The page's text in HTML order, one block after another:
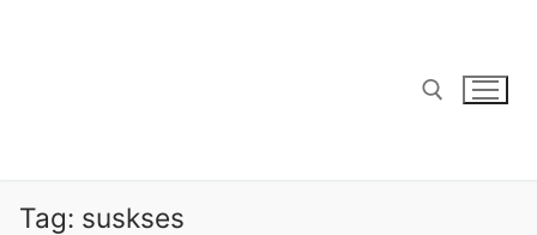
Tag: suskses